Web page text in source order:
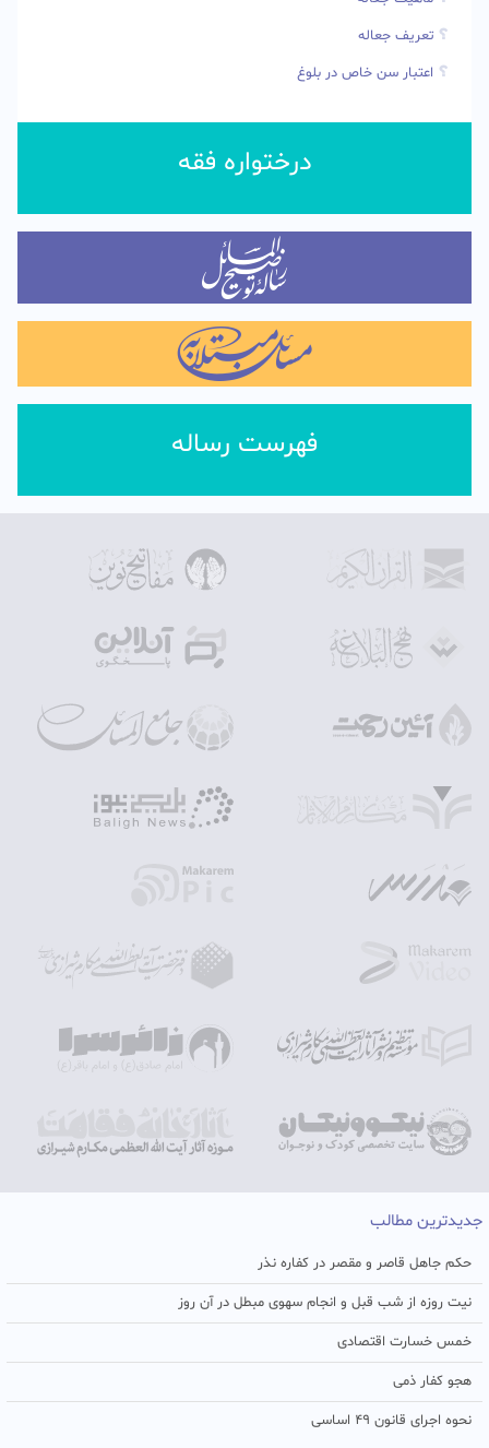
تعریف جعاله
اعتبار سن خاص در بلوغ
درختواره فقه
فهرست رساله
جدیدترین مطالب
حکم جاهل قاصر و مقصر در کفاره نذر
نیت روزه از شب قبل و انجام سهوی مبطل در آن روز
خمس خسارت اقتصادی
هجو کفار ذمی
نحوه اجرای قانون ۴۹ اساسی